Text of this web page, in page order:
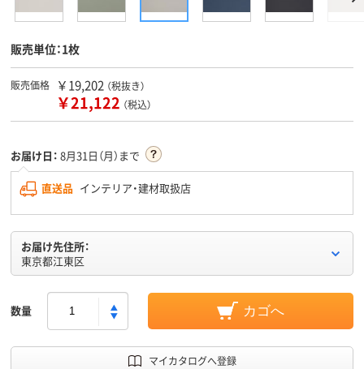
販売単位：1枚
販売価格 ￥19,202 （税抜き）
￥21,122 （税込）
お届け日： 8月31日（月）まで
直送品 インテリア・建材取扱店
お届け先住所：
東京都江東区
数量 カゴへ
マイカタログへ登録